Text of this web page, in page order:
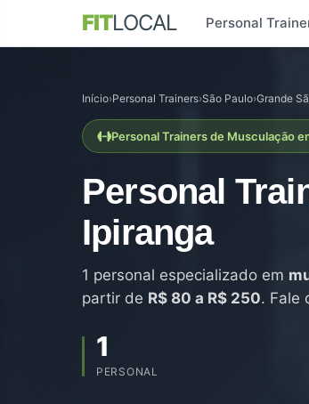
FITLOCAL Personal
Início›Personal Trainers›São Paulo›Grande
Personal Trainers de Musculação
Personal
Ipiranga
1 personal especializado em
partir de R$ 80 a R$ 250. Fale
1
PERSONAL